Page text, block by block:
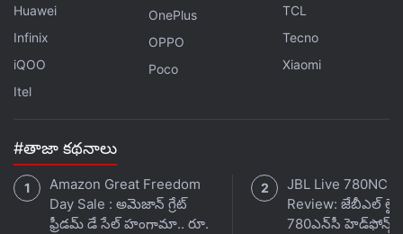
బ‌రువు ఉంటుంది. బ్రాంజ్ గ్రీన్‌, వెడ్జ్ వుడ్ క‌ల‌ర్ ఆప్ష‌న్‌ల‌లో ఈ
Moto Book 60 ల‌భిస్తుంది.
Huawei
Infinix
iQOO
Itel
OnePlus
OPPO
Poco
TCL
Tecno
Xiaomi
#తాజా కథనాలు
Amazon Great Freedom
Day Sale : అమెజాన్ గ్రేట్
ఫ్రీడమ్ డే సేల్ హంగామా.. రూ.
JBL Live 780NC
Review: జేబీఎల్
780ఎన్‌సీ హెడ్‌ఫోన్స్